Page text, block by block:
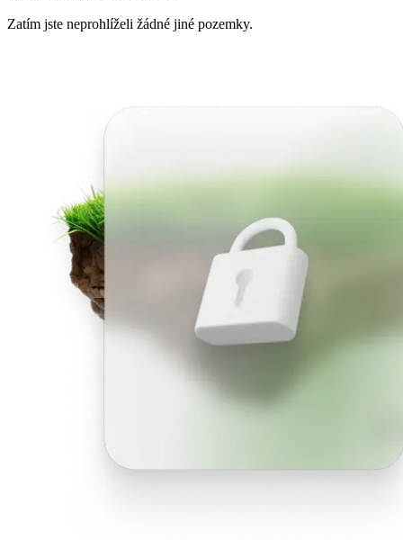
Zatím jste neprohlíželi žádné jiné pozemky.